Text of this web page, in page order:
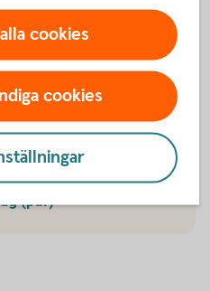
(fora.se)
(pdf)
(pdf)
cookies
cookies